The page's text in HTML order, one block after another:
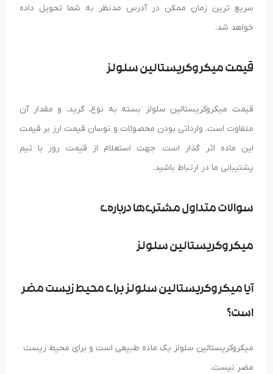
سریع ترین زمان ممکن در آدرس مدنظر به شما تحویل داده
خواهد شد.
قیمت میکروکریستالین سلولز
قیمت میکروکریستالین سلولز بسته به نوع، گرید، و مقدار آن
متفاوت است. وارداتی بودن محصولات و نوسان قیمت ارز بر قیمت
این ماده اثر گذار است. جهت استعلام از قیمت روز با تیم
پشتیبانی ما در ارتباط باشید.
سوالات متداول مشتری‌ها درباره‌ی
میکروکریستالین سلولز
آیا میکروکریستالین سلولز برای محیط زیست مضر
است؟
میکروکریستالین سلولز یک ماده طبیعی است و برای محیط زیست
مضر نیست.